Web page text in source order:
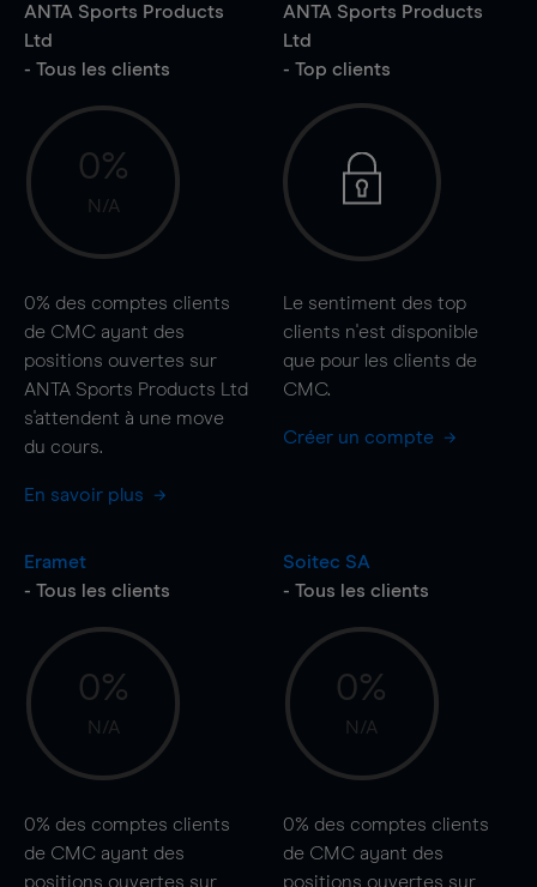
ANTA Sports Products
Ltd
- Tous les clients
0%
N/A
0% des comptes clients
de CMC ayant des
positions ouvertes sur
ANTA Sports Products Ltd
s'attendent à une move
du cours.
En savoir plus
ANTA Sports Products
Ltd
- Top clients
Le sentiment des top
clients n'est disponible
que pour les clients de
CMC.
Créer un compte
Eramet
- Tous les clients
0%
N/A
0% des comptes clients
de CMC ayant des
positions ouvertes sur
Soitec SA
- Tous les clients
0%
N/A
0% des comptes clients
de CMC ayant des
positions ouvertes sur